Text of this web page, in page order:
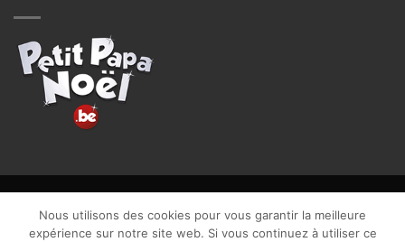
CGU| Vie privée| TVA : BE0840965749 | Site web réalisé par
Nous utilisons des cookies pour vous garantir la meilleure
expérience sur notre site web. Si vous continuez à utiliser ce